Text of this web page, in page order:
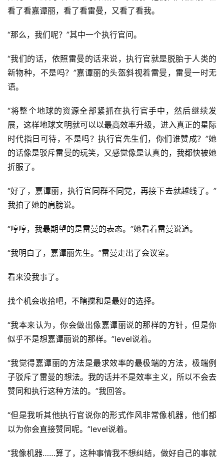
看了看嘉谭丽，看了看雷曼，又看了看我。
“那么，我们呢？”其中一个执行官问。
“我们的话，依照雷曼的话来说，执行官就是脱胎于人类的
新物种，不是吗？”嘉谭丽的头盔斜视着雷曼，雷曼一时无
语。
“将整个地球的资源全部紧抓在执行官手中，然后继续发
展，这样地球文明就可以以最高效率升级，进入真正的星际
时代指日可待，不是吗？执行官先生们，你们谁赞成？”她
的话像是驳斥雷曼的玩笑，又感觉像是认真的，我都快被她
折服了。
“好了，嘉谭丽，执行官同群不同党，再接下去就越线了。”
我拍了她的肩膀说。
“哼哼，我最期望的是雷曼的表态。”她看着雷曼说道。
“我明白了，嘉谭丽先生。”雷曼走出了会议室。
看来没我事了。
找个机会收拾吧，不瞎搅和是最好的选择。
“我本来认为，你会做出像嘉谭丽说的那样的方针，但是你
似乎不是想嘉谭丽说的那样。”level说着。
“我觉得嘉谭丽的方法是最求效率的最极端的方法，极端例
子驳斥了雷曼的想法。我的话并不是效率主义，所以不会去
赞同和执行这种方法的。”我回答。
“但是我听其他执行官说你的形式作风非常像机器，他们都
以为你会直接赞同呢。”level说着。
“我像机器……算了，这种事情我不想纠结，做好自己的事就